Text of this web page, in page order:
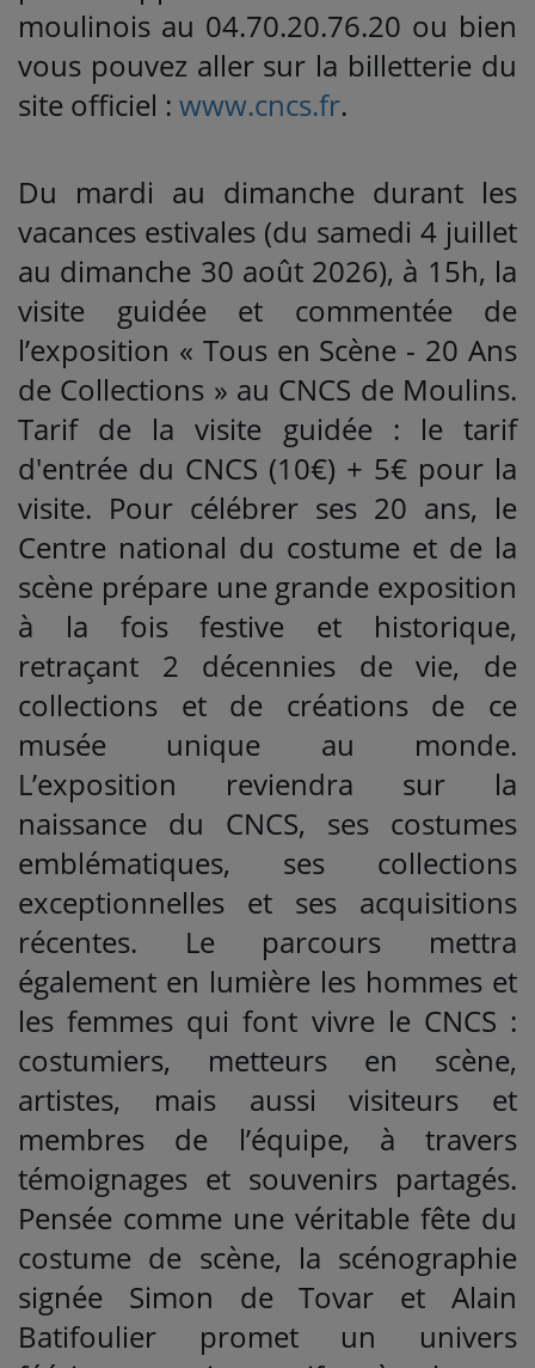
moulinois au 04.70.20.76.20 ou bien
vous pouvez aller sur la billetterie du
site officiel : www.cncs.fr.
Du mardi au dimanche durant les
vacances estivales (du samedi 4 juillet
au dimanche 30 août 2026), à 15h, la
visite guidée et commentée de
l’exposition « Tous en Scène - 20 Ans
de Collections » au CNCS de Moulins.
Tarif de la visite guidée : le tarif
d'entrée du CNCS (10€) + 5€ pour la
visite. Pour célébrer ses 20 ans, le
Centre national du costume et de la
scène prépare une grande exposition
à la fois festive et historique,
retraçant 2 décennies de vie, de
collections et de créations de ce
musée unique au monde.
L’exposition reviendra sur la
naissance du CNCS, ses costumes
emblématiques, ses collections
exceptionnelles et ses acquisitions
récentes. Le parcours mettra
également en lumière les hommes et
les femmes qui font vivre le CNCS :
costumiers, metteurs en scène,
artistes, mais aussi visiteurs et
membres de l’équipe, à travers
témoignages et souvenirs partagés.
Pensée comme une véritable fête du
costume de scène, la scénographie
signée Simon de Tovar et Alain
Batifoulier promet un univers